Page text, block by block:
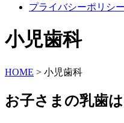
プライバシーポリシー
小児歯科
HOME > 小児歯科
お子さまの乳歯